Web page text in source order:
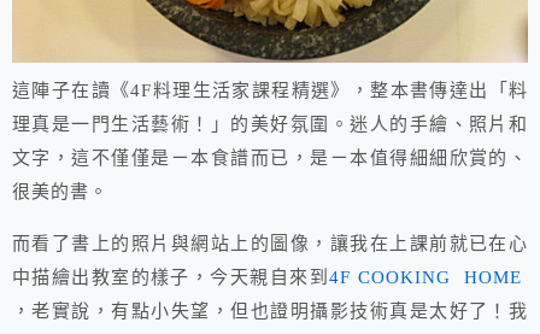
這陣子在讀《4F料理生活家課程精選》，整本書傳達出「料
理真是一門生活藝術！」的美好氛圍。迷人的手繪、照片和
文字，這不僅僅是ㄧ本食譜而已，是ㄧ本值得細細欣賞的、
很美的書。
而看了書上的照片與網站上的圖像，讓我在上課前就已在心
中描繪出教室的樣子，今天親自來到 4F COOKING HOME
，老實說，有點小失望，但也證明攝影技術真是太好了！我